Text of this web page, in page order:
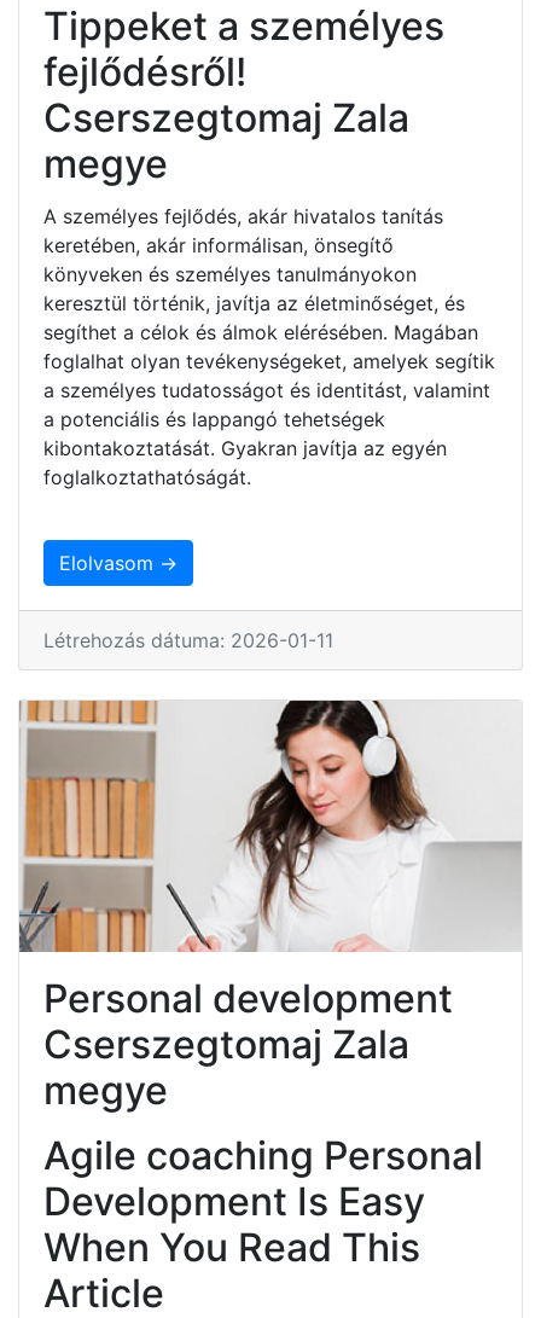
Tippeket a személyes
fejlődésről!
Cserszegtomaj Zala
megye
A személyes fejlődés, akár hivatalos tanítás
keretében, akár informálisan, önsegítő
könyveken és személyes tanulmányokon
keresztül történik, javítja az életminőséget, és
segíthet a célok és álmok elérésében. Magában
foglalhat olyan tevékenységeket, amelyek segítik
a személyes tudatosságot és identitást, valamint
a potenciális és lappangó tehetségek
kibontakoztatását. Gyakran javítja az egyén
foglalkoztathatóságát.
Elolvasom →
Létrehozás dátuma: 2026-01-11
Personal development
Cserszegtomaj Zala
megye
Agile coaching Personal
Development Is Easy
When You Read This
Article